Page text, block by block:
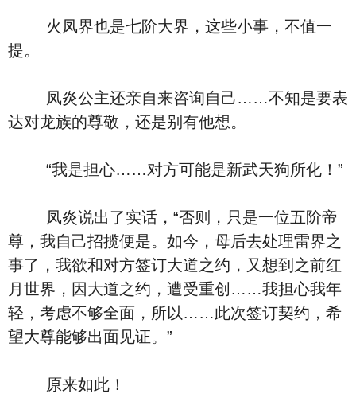
火凤界也是七阶大界，这些小事，不值一
提。
凤炎公主还亲自来咨询自己……不知是要表
达对龙族的尊敬，还是别有他想。
“我是担心……对方可能是新武天狗所化！”
凤炎说出了实话，“否则，只是一位五阶帝
尊，我自己招揽便是。如今，母后去处理雷界之
事了，我欲和对方签订大道之约，又想到之前红
月世界，因大道之约，遭受重创……我担心我年
轻，考虑不够全面，所以……此次签订契约，希
望大尊能够出面见证。”
原来如此！